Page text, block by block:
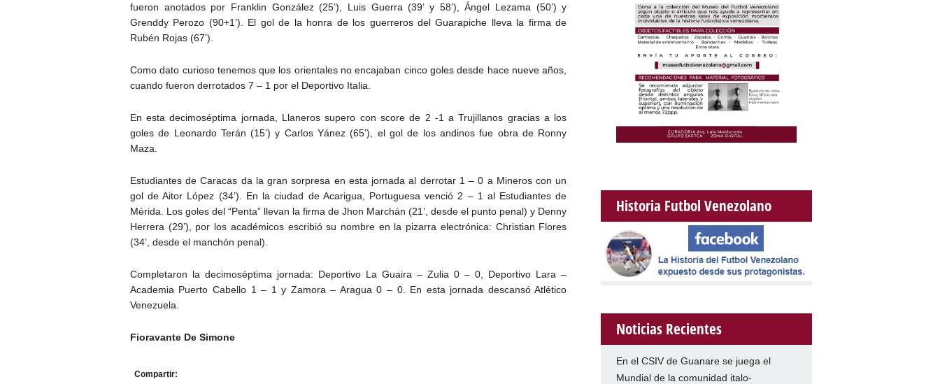
fueron anotados por Franklin González (25’), Luis Guerra (39’ y 58’), Ángel Lezama (50’) y
Grenddy Perozo (90+1’). El gol de la honra de los guerreros del Guarapiche lleva la firma de
Rubén Rojas (67’).
Como dato curioso tenemos que los orientales no encajaban cinco goles desde hace nueve años,
cuando fueron derrotados 7 – 1 por el Deportivo Italia.
En esta decimoséptima jornada, Llaneros supero con score de 2 -1 a Trujillanos gracias a los
goles de Leonardo Terán (15’) y Carlos Yánez (65’), el gol de los andinos fue obra de Ronny
Maza.
Estudiantes de Caracas da la gran sorpresa en esta jornada al derrotar 1 – 0 a Mineros con un
gol de Aitor López (34’). En la ciudad de Acarigua, Portuguesa venció 2 – 1 al Estudiantes de
Mérida. Los goles del “Penta” llevan la firma de Jhon Marchán (21’, desde el punto penal) y Denny
Herrera (29’), por los académicos escribió su nombre en la pizarra electrónica: Christian Flores
(34’, desde el manchón penal).
Completaron la decimoséptima jornada: Deportivo La Guaira – Zulia 0 – 0, Deportivo Lara –
Academia Puerto Cabello 1 – 1 y Zamora – Aragua 0 – 0. En esta jornada descansó Atlético
Venezuela.
Fioravante De Simone
Compartir:
Historia Futbol Venezolano
Noticias Recientes
En el CSIV de Guanare se juega el
Mundial de la comunidad italo-